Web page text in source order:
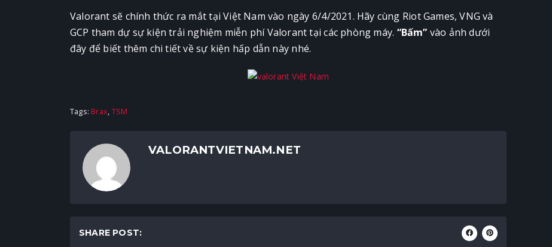
Valorant sẽ chính thức ra mắt tại Việt Nam vào ngày 6/4/2021. Hãy cùng Riot Games, VNG và
GCP tham dự sự kiện trải nghiệm miễn phí Valorant tại các phòng máy. “Bấm” vào ảnh dưới
đây để biết thêm chi tiết về sự kiện hấp dẫn này nhé.
Tags:Brax, TSM
VALORANTVIETNAM.NET
SHARE POST: